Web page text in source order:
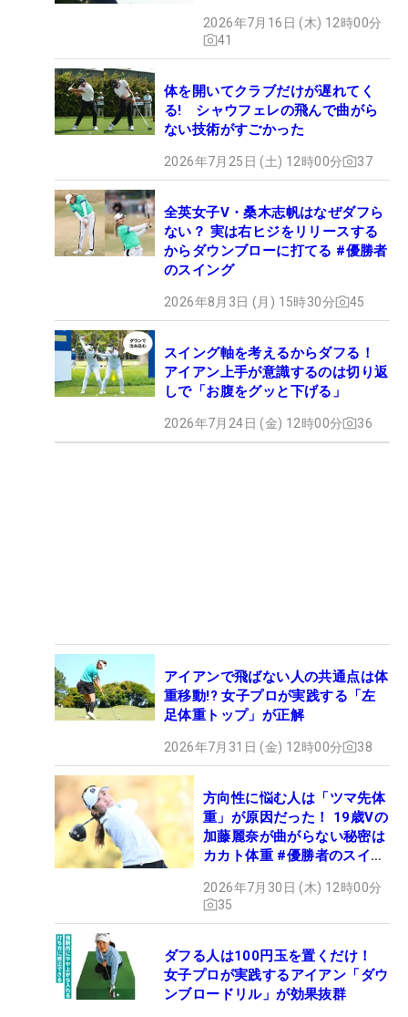
2026年7月16日 (木) 12時00分
41
体を開いてクラブだけが遅れてく
る! シャウフェレの飛んで曲がら
ない技術がすごかった
2026年7月25日 (土) 12時00分 37
全英女子V・桑木志帆はなぜダフら
ない？ 実は右ヒジをリリースする
からダウンブローに打てる #優勝者
のスイング
2026年8月3日 (月) 15時30分 45
スイング軸を考えるからダフる！
アイアン上手が意識するのは切り返
しで「お腹をグッと下げる」
2026年7月24日 (金) 12時00分 36
アイアンで飛ばない人の共通点は体
重移動!? 女子プロが実践する「左
足体重トップ」が正解
2026年7月31日 (金) 12時00分 38
方向性に悩む人は「ツマ先体
重」が原因だった！ 19歳Vの
加藤麗奈が曲がらない秘密は
カカト体重 #優勝者のスイン
2026年7月30日 (木) 12時00分
35
ダフる人は100円玉を置くだけ！
女子プロが実践するアイアン「ダウ
ンブロードリル」が効果抜群